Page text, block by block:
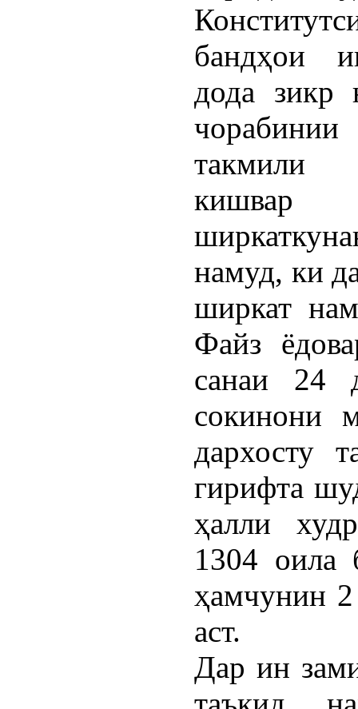
бандҳои
дода зикр
такмили
кишвар
намуд, ки
ширкат
Файз
санаи 24
сокинони
дархосту
гирифта
ҳалли
1304 оила
ҳамчунин 2
аст.
Дар ин